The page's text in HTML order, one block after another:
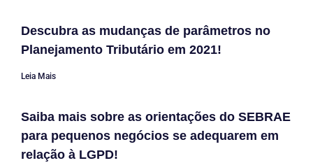
Descubra as mudanças de parâmetros no
Planejamento Tributário em 2021!
Leia Mais
Saiba mais sobre as orientações do SEBRAE
para pequenos negócios se adequarem em
relação à LGPD!